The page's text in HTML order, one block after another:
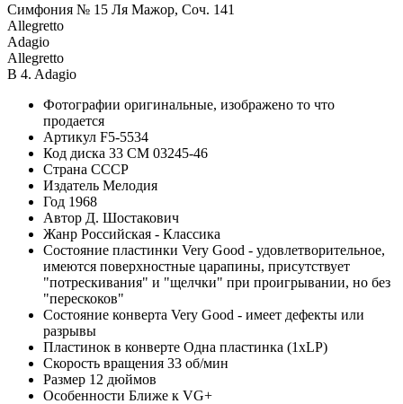
Симфония № 15 Ля Мажор, Соч. 141
Allegretto
Adagio
Allegretto
B 4. Adagio
Фотографии оригинальные, изображено то что
продается
Артикул F5-5534
Код диска 33 СМ 03245-46
Страна СССР
Издатель Мелодия
Год 1968
Автор Д. Шостакович
Жанр Российская - Классика
Состояние пластинки Very Good - удовлетворительное,
имеются поверхностные царапины, присутствует
"потрескивания" и "щелчки" при проигрывании, но без
"перескоков"
Состояние конверта Very Good - имеет дефекты или
разрывы
Пластинок в конверте Одна пластинка (1xLP)
Скорость вращения 33 об/мин
Размер 12 дюймов
Особенности Ближе к VG+